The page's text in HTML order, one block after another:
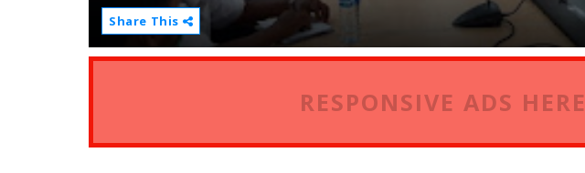
Share This
RESPONSIVE ADS HERE